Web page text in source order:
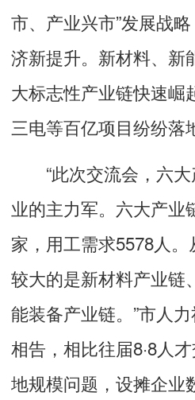
市、产业兴市”发展战
济新提升。新材料、新
大标志性产业链快速崛
三电等百亿项目纷纷落
“此次交流会，六大
业的主力军。六大产业
家，用工需求5578人
较大的是新材料产业链
能装备产业链。”市人
相告，相比往届8·8人
地规模问题，设摊企业